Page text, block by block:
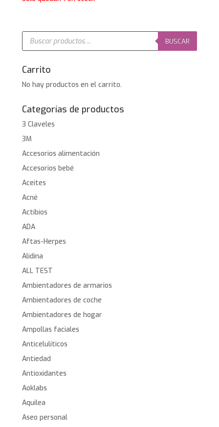
Búsqueda
productos
BUSCAR
Carrito
No hay productos en el carrito.
Categorías de productos
3 Claveles
3M
Accesorios alimentación
Accesorios bebé
Aceites
Acné
Actibios
ADA
Aftas-Herpes
Alidina
ALL TEST
Ambientadores de armarios
Ambientadores de coche
Ambientadores de hogar
Ampollas faciales
Anticelulíticos
Antiedad
Antioxidantes
Aoklabs
Aquilea
Aseo personal